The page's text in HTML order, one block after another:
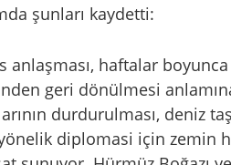
şunları kaydetti:
anlaşması, haftalar
geri dönülmesi
durdurulması, deniz
diplomasi için zemin